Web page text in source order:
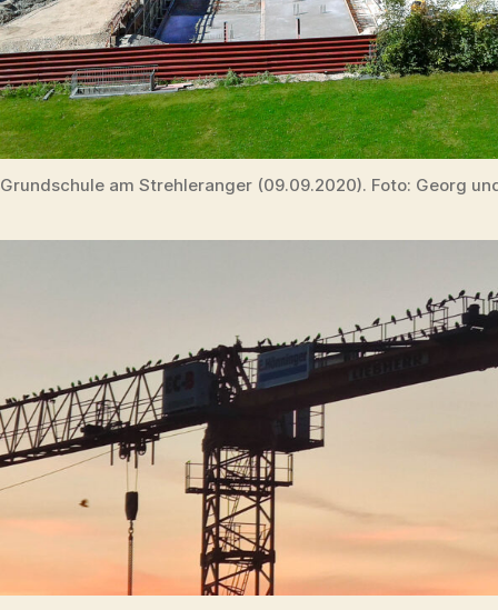
Grundschule am Strehleranger (09.09.2020). Foto: Georg